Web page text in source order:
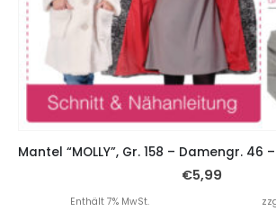
€5,99
Enthält 7% MwSt.